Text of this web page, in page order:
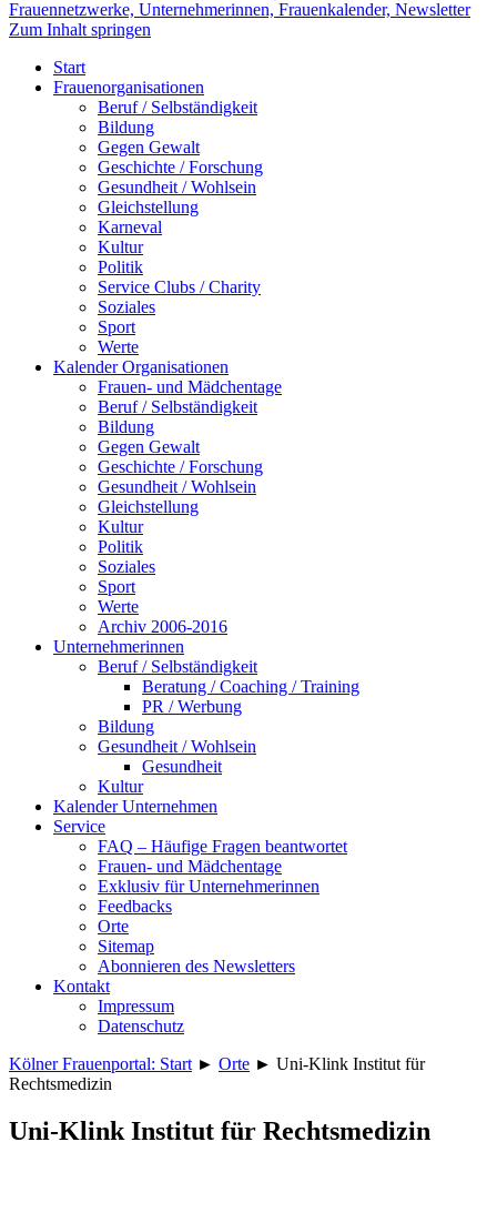
Kölner Frauenportal
Veranstaltungen für Kölnerinnen,
Frauennetzwerke, Unternehmerinnen,
Frauenkalender, Newsletter
Zum Inhalt springen
Start
Frauenorganisationen
Beruf / Selbständigkeit
Bildung
Gegen Gewalt
Geschichte / Forschung
Gesundheit / Wohlsein
Gleichstellung
Karneval
Kultur
Politik
Service Clubs / Charity
Soziales
Sport
Werte
Kalender Organisationen
Frauen- und Mädchentage
Beruf / Selbständigkeit
Bildung
Gegen Gewalt
Geschichte / Forschung
Gesundheit / Wohlsein
Gleichstellung
Kultur
Politik
Soziales
Sport
Werte
Archiv 2006-2016
Unternehmerinnen
Beruf / Selbständigkeit
Beratung / Coaching / Training
PR / Werbung
Bildung
Gesundheit / Wohlsein
Gesundheit
Kultur
Kalender Unternehmen
Service
FAQ – Häufige Fragen beantwortet
Frauen- und Mädchentage
Exklusiv für Unternehmerinnen
Feedbacks
Orte
Sitemap
Abonnieren des Newsletters
Kontakt
Impressum
Datenschutz
Kölner Frauenportal: Start ► Orte ► Uni-Klink Institut für
Rechtsmedizin
Uni-Klink Institut für Rechtsmedizin